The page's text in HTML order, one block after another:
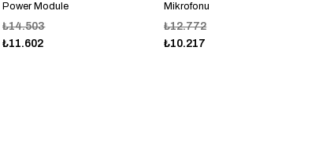
Power Module
₺11.602
₺14.503
Mikrofonu
₺10.217
₺12.772